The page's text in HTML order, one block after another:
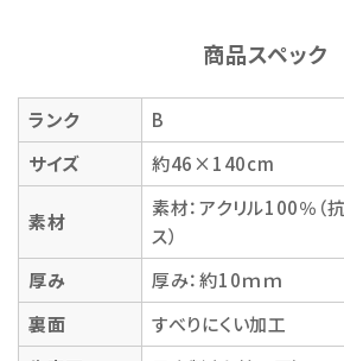
商品スペック
ランク
B
サイズ
約46×140cm
素材
素材：アクリル100％（
ス）
厚み
厚み：約10ｍｍ
裏面
すべりにくい加工